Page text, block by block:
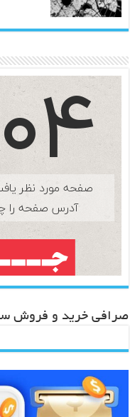
صرافی خرید و فروش